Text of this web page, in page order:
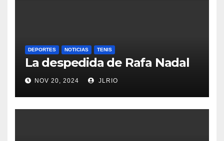
DEPORTES NOTICIAS TENIS
La despedida de Rafa Nadal
NOV 20, 2024 JLRIO